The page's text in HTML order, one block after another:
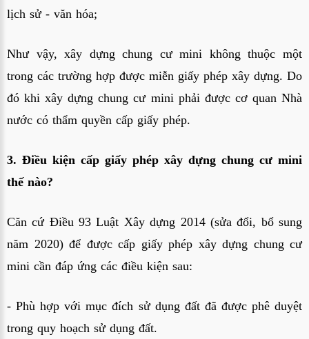
lịch sử - văn hóa;
Như vậy, xây dựng chung cư mini không thuộc một
trong các trường hợp được miễn giấy phép xây dựng. Do
đó khi xây dựng chung cư mini phải được cơ quan Nhà
nước có thẩm quyền cấp giấy phép.
3. Điều kiện cấp giấy phép xây dựng chung cư mini
thế nào?
Căn cứ Điều 93 Luật Xây dựng 2014 (sửa đổi, bổ sung
năm 2020) để được cấp giấy phép xây dựng chung cư
mini cần đáp ứng các điều kiện sau:
- Phù hợp với mục đích sử dụng đất đã được phê duyệt
trong quy hoạch sử dụng đất.